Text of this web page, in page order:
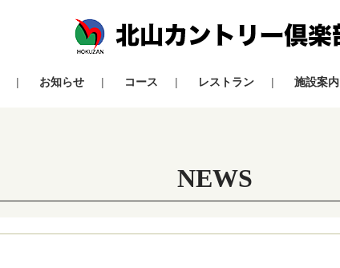
お知らせ コース レストラン 施設案内
NEWS